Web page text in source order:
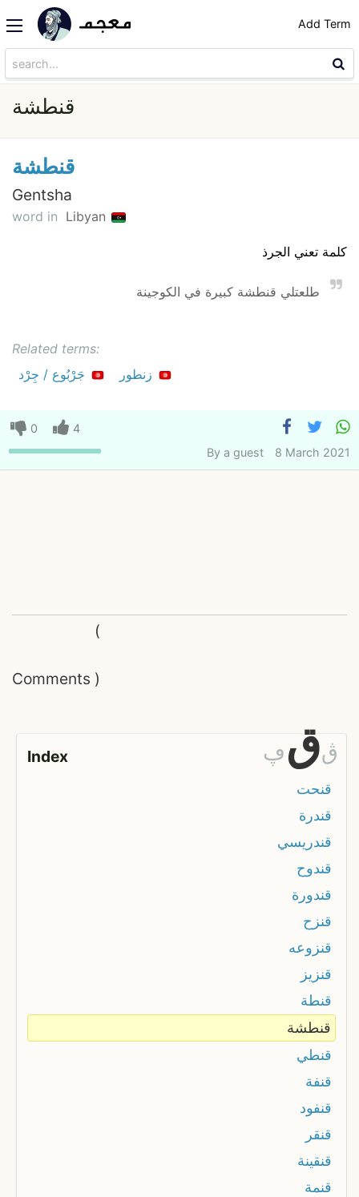
Add Term
قنطشة
قنطشة
Gentsha
word in Libyan
كلمة تعني الجرذ
طلعتلي قنطشة كبيرة في الكوجينة
Related terms:
جَرْبُوع / جِرْد
زنطور
0
4
By a guest 8 March 2021
Comments
(
)
Index ڥقڨ
قنحت
قندرة
قندريسي
قندوح
قندورة
قنزح
قنزوعه
قنزيز
قنطة
قنطشة
قنطي
قنفة
قنفود
قنقر
قنقينة
قنمة